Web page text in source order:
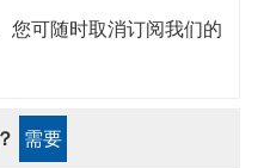
您可随时取消订阅我们的
需要